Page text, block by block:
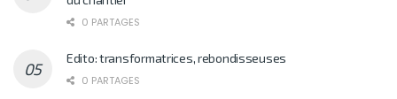
0 PARTAGES
Edito: transformatrices, rebondisseuses
0 PARTAGES